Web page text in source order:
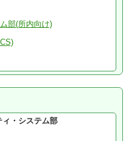
Reader の脆弱性対策について
おける複数の脆弱性について（
性対策について(2026年3月)
Reader の脆弱性対策について
ポイントマネージャー オンプレミ
について（CVE-2025-13878）
対策について(2026年1月)
Gatewayの脆弱性対策について(CVE-
の脆弱性対策について(CVE-2025-
認証回避の脆弱性について（CVE-
部(所内向け)
・システム部